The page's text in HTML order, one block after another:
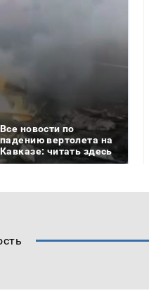
Все новости по
падению вертолета на
Кавказе: читать здесь